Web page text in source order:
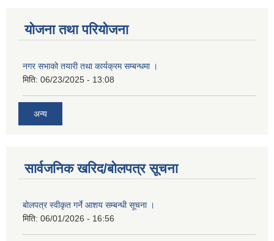
योजना तथा परियोजना
नगर सभाको तयारी तथा कार्यक्रम सम्बन्धमा ।
मिति: 06/23/2025 - 13:08
अन्य
सार्वजनिक खरिद/बोलपत्र सूचना
बोलपत्र स्वीकृत गर्ने आशय सम्बन्धी सूचना ।
मिति: 06/01/2026 - 16:56